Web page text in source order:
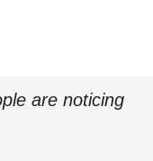
are noticing